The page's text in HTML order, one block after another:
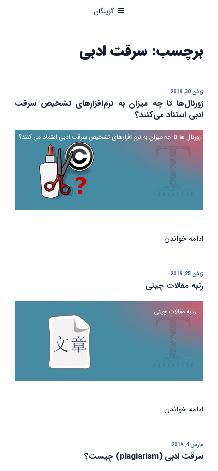
گزینگان
برچسب: سرقت ادبی
نوشته‌شده
در
ژوئن 30, 2019
ژورنال‌ها تا چه میزان به نرم‌افزارهای تشخیص سرقت
ادبی استناد می‌کنند؟
ادامه خواندن
به
تشخیص
سرقت
نوشته‌شده
در
ژوئن 25, 2019
رتبه مقالات چینی
ادامه خواندن
نوشته‌شده
در
مارس 4, 2019
سرقت ادبی (plagiarism) چیست؟